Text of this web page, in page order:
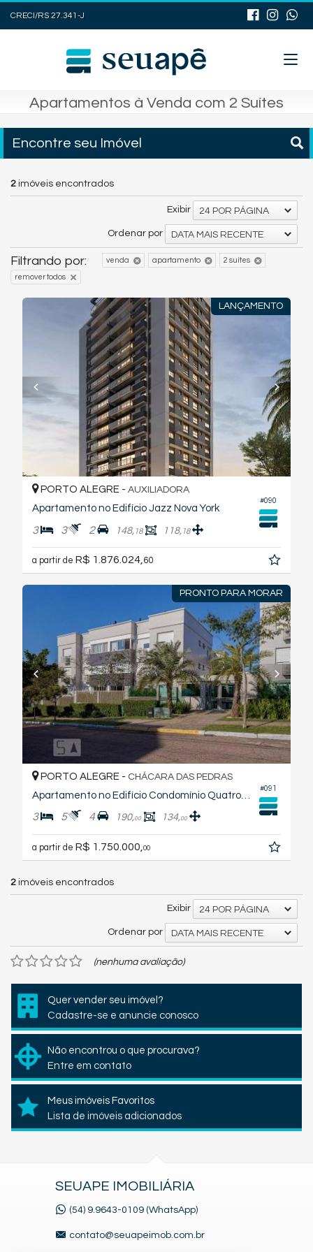
CRECI/RS 27.341-J
Apartamentos à Venda com 2 Suítes
Encontre seu Imóvel
2 imóveis encontrados
Exibir 24 POR PÁGINA
Ordenar por DATA MAIS RECENTE
Filtrando por: venda apartamento 2 suítes
remover todos
LANÇAMENTO
#090
PORTO ALEGRE - AUXILIADORA
Apartamento no Edifício Jazz Nova York
3 3 2 148, 18 118, 18
a partir de R$ 1.876.024, 60
PRONTO PARA MORAR
#091
PORTO ALEGRE - CHÁCARA DAS PEDRAS
3 5 4 190,00 134,00
a partir de R$ 1.750.000,00
2 imóveis encontrados
Exibir 24 POR PÁGINA
Ordenar por DATA MAIS RECENTE
(nenhuma avaliação)
Quer vender seu imóvel?
Cadastre-se e anuncie conosco
Não encontrou o que procurava?
Entre em contato
Meus imóveis Favoritos
Lista de imóveis adicionados
SEUAPE IMOBILIÁRIA
(54) 9.9643-0109 (WhatsApp)
contato@seuapeimob.com.br